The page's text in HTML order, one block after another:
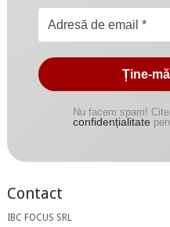
Nu facem spam!
confidențialitate
Contact
IBC FOCUS SRL